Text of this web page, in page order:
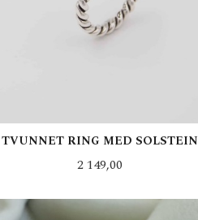
TVUNNET RING MED SOLSTEIN
Pris
2 149,00
LES MER